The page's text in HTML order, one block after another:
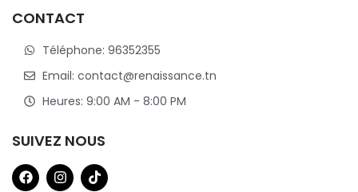
CONTACT
Téléphone: 96352355
Email: contact@renaissance.tn
Heures: 9:00 AM - 8:00 PM
SUIVEZ NOUS